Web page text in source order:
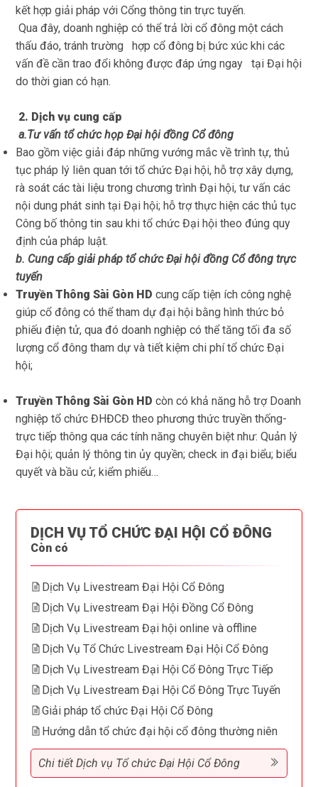
kết hợp giải pháp với Cổng thông tin trực tuyến.
Qua đây, doanh nghiệp có thể trả lời cổ đông một cách
thấu đáo, tránh trường hợp cổ đông bị bức xúc khi các
vấn đề cần trao đổi không được đáp ứng ngay tại Đại hội
do thời gian có hạn.
2. Dịch vụ cung cấp
a.Tư vấn tổ chức họp Đại hội đồng Cổ đông
Bao gồm việc giải đáp những vướng mắc về trình tự, thủ
tục pháp lý liên quan tới tổ chức Đại hội, hỗ trợ xây dựng,
rà soát các tài liệu trong chương trình Đại hội, tư vấn các
nội dung phát sinh tại Đại hội; hỗ trợ thực hiện các thủ tục
Công bố thông tin sau khi tổ chức Đại hội theo đúng quy
định của pháp luật.
b. Cung cấp giải pháptổ chức Đại hội đồng Cổ đông trực
tuyến
Truyền Thông Sài Gòn HD cung cấp tiện ích công nghệ
giúp cổ đông có thể tham dự đại hội bằng hình thức bỏ
phiếu điện tử, qua đó doanh nghiệp có thể tăng tối đa số
lượng cổ đông tham dự và tiết kiệm chi phí tổ chức Đại
hội;
Truyền Thông Sài Gòn HDcòn có khả năng hỗ trợ Doanh
nghiệp tổ chức ĐHĐCĐ theo phương thức truyền thống-
trực tiếp thông qua các tính năng chuyên biệt như: Quản lý
Đại hội; quản lý thông tin ủy quyền; check in đại biểu; biểu
quyết và bầu cử; kiểm phiếu…
DỊCH VỤ TỔ CHỨC ĐẠI HỘI CỔ ĐÔNG
Còn có
Dịch Vụ Livestream Đại Hội Cổ Đông
Dịch Vụ Livestream Đại Hội Đồng Cổ Đông
Dịch Vụ Livestream Đại hội online và offline
Dịch Vụ Tổ Chức Livestream Đại Hội Cổ Đông
Dịch Vụ Livestream Đại Hội Cổ Đông Trực Tiếp
Dịch Vụ Livestream Đại Hội Cổ Đông Trực Tuyến
Giải pháp tổ chức Đại Hội Cổ Đông
Hướng dẫn tổ chức đại hội cổ đông thường niên
Chi tiết Dịch vụ Tổ chức Đại Hội Cổ Đông